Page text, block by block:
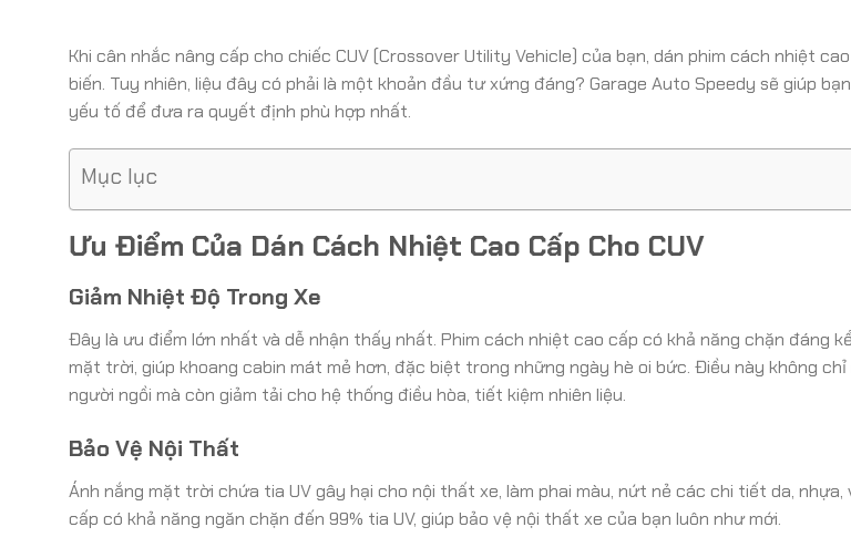
Khi cân nhắc nâng cấp cho chiếc CUV (Crossover Utility Vehicle) của bạn, dán phim cách nhiệt
biến. Tuy nhiên, liệu đây có phải là một khoản đầu tư xứng đáng? Garage Auto Speedy sẽ giúp
yếu tố để đưa ra quyết định phù hợp nhất.
Mục lục
Ưu Điểm Của Dán Cách Nhiệt Cao Cấp Cho CUV
Giảm Nhiệt Độ Trong Xe
Đây là ưu điểm lớn nhất và dễ nhận thấy nhất. Phim cách nhiệt cao cấp có khả năng chặn đáng
mặt trời, giúp khoang cabin mát mẻ hơn, đặc biệt trong những ngày hè oi bức. Điều này không chỉ
người ngồi mà còn giảm tải cho hệ thống điều hòa, tiết kiệm nhiên liệu.
Bảo Vệ Nội Thất
Ánh nắng mặt trời chứa tia UV gây hại cho nội thất xe, làm phai màu, nứt nẻ các chi tiết da, nhựa,
cấp có khả năng ngăn chặn đến 99% tia UV, giúp bảo vệ nội thất xe của bạn luôn như mới.